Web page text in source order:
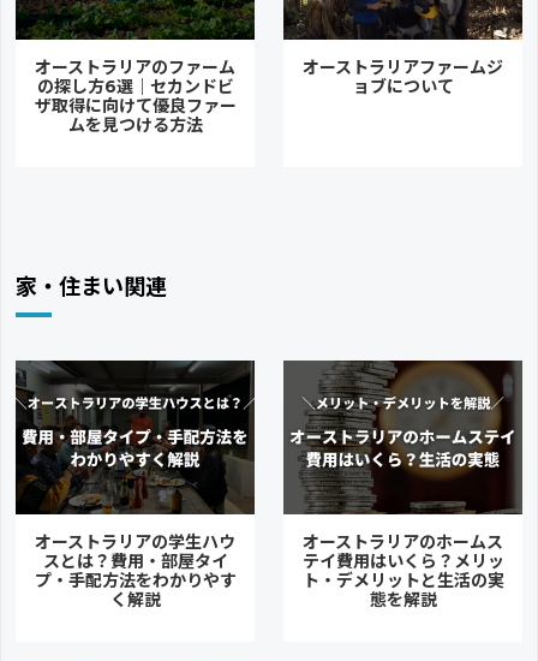
オーストラリアのファーム
の探し方6選｜セカンドビ
ザ取得に向けて優良ファー
ムを見つける方法
オーストラリアファームジ
ョブについて
家・住まい関連
オーストラリアの学生ハウ
スとは？費用・部屋タイ
プ・手配方法をわかりやす
く解説
オーストラリアのホームス
テイ費用はいくら？メリッ
ト・デメリットと生活の実
態を解説